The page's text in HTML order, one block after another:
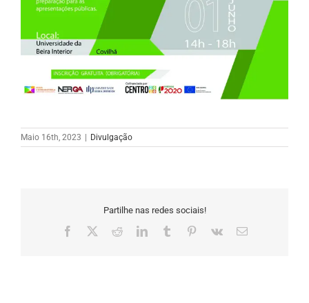
Maio 16th, 2023 | Divulgação
Partilhe nas redes sociais!
Facebook RedditLinkedInTumblr Pinterest
Vk
Email